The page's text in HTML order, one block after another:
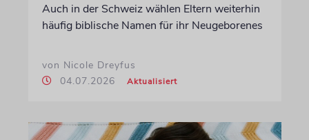
Auch in der Schweiz wählen Eltern weiterhin
häufig biblische Namen für ihr Neugeborenes
von Nicole Dreyfus
04.07.2026
Aktualisiert